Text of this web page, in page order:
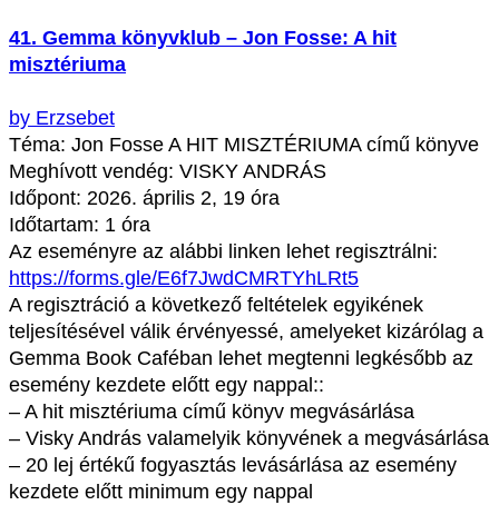
41. Gemma könyvklub – Jon Fosse: A hit
misztériuma
by Erzsebet
Téma: Jon Fosse A HIT MISZTÉRIUMA című könyve
Meghívott vendég: VISKY ANDRÁS
Időpont: 2026. április 2, 19 óra
Időtartam: 1 óra
Az eseményre az alábbi linken lehet regisztrálni:
https://forms.gle/E6f7JwdCMRTYhLRt5
A regisztráció a következő feltételek egyikének
teljesítésével válik érvényessé, amelyeket kizárólag a
Gemma Book Caféban lehet megtenni legkésőbb az
esemény kezdete előtt egy nappal::
– A hit misztériuma című könyv megvásárlása
– Visky András valamelyik könyvének a megvásárlása
– 20 lej értékű fogyasztás levásárlása az esemény
kezdete előtt minimum egy nappal